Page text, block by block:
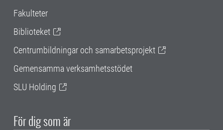
Fakulteter
Biblioteket
Centrumbildningar och samarbetsprojekt
Gemensamma verksamhetsstödet
SLU Holding
För dig som är